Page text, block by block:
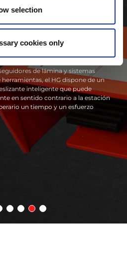
selection
cookies only
las características ergonómicas
de lámina y sistemas
el HG dispone de un
inteligente que puede
en sentido contrario a la estación
un tiempo y un esfuerzo